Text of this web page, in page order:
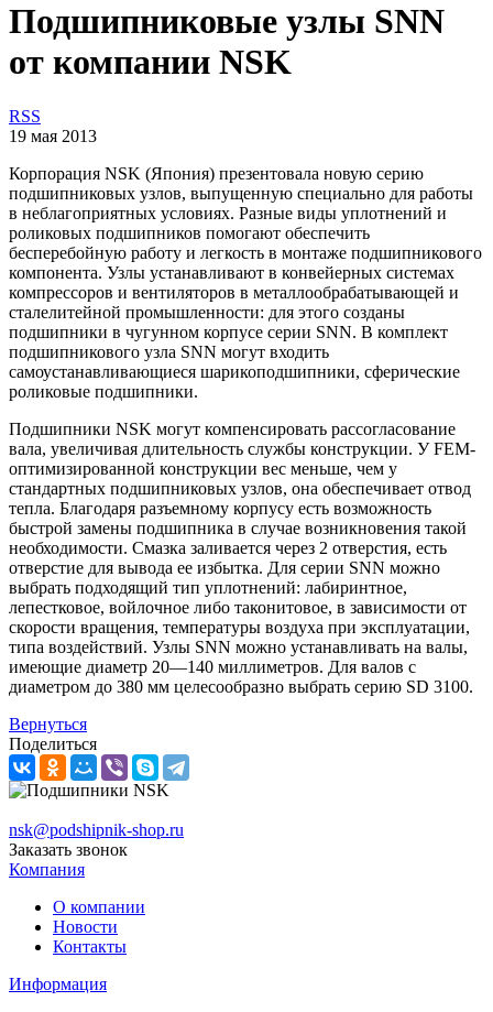
Подшипниковые узлы SNN
от компании NSK
RSS
19 мая 2013
Корпорация NSK (Япония) презентовала новую серию
подшипниковых узлов, выпущенную специально для работы
в неблагоприятных условиях. Разные виды уплотнений и
роликовых подшипников помогают обеспечить
бесперебойную работу и легкость в монтаже подшипникового
компонента. Узлы устанавливают в конвейерных системах
компрессоров и вентиляторов в металлообрабатывающей и
сталелитейной промышленности: для этого созданы
подшипники в чугунном корпусе серии SNN. В комплект
подшипникового узла SNN могут входить
самоустанавливающиеся шарикоподшипники, сферические
роликовые подшипники.
Подшипники NSK могут компенсировать рассогласование
вала, увеличивая длительность службы конструкции. У FEM-
оптимизированной конструкции вес меньше, чем у
стандартных подшипниковых узлов, она обеспечивает отвод
тепла. Благодаря разъемному корпусу есть возможность
быстрой замены подшипника в случае возникновения такой
необходимости. Смазка заливается через 2 отверстия, есть
отверстие для вывода ее избытка. Для серии SNN можно
выбрать подходящий тип уплотнений: лабиринтное,
лепестковое, войлочное либо таконитовое, в зависимости от
скорости вращения, температуры воздуха при эксплуатации,
типа воздействий. Узлы SNN можно устанавливать на валы,
имеющие диаметр 20—140 миллиметров. Для валов с
диаметром до 380 мм целесообразно выбрать серию SD 3100.
Вернуться
Поделиться
nsk@podshipnik-shop.ru
Заказать звонок
Компания
О компании
Новости
Контакты
Информация